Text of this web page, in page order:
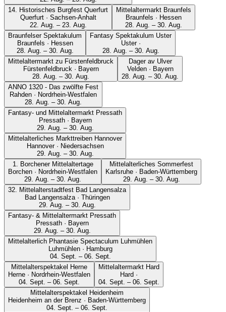
14. Historisches Burgfest Querfurt
Querfurt · Sachsen-Anhalt
22. Aug. – 23. Aug.
Mittelaltermarkt Braunfels
Braunfels · Hessen
28. Aug. – 30. Aug.
Braunfelser Spektakulum
Braunfels · Hessen
28. Aug. – 30. Aug.
Fantasy Spektakulum Uster
Uster ·
28. Aug. – 30. Aug.
Mittelaltermarkt zu Fürstenfeldbruck
Fürstenfeldbruck · Bayern
28. Aug. – 30. Aug.
Dager av Ulver
Velden · Bayern
28. Aug. – 30. Aug.
ANNO 1320 - Das zwölfte Fest
Rahden · Nordrhein-Westfalen
28. Aug. – 30. Aug.
Fantasy- und Mittelaltermarkt Pressath
Pressath · Bayern
29. Aug. – 30. Aug.
Mittelalterliches Markttreiben Hannover
Hannover · Niedersachsen
29. Aug. – 30. Aug.
1. Borchener Mittelaltertage
Borchen · Nordrhein-Westfalen
29. Aug. – 30. Aug.
Mittelalterliches Sommerfest
Karlsruhe · Baden-Württemberg
29. Aug. – 30. Aug.
32. Mittelalterstadtfest Bad Langensalza
Bad Langensalza · Thüringen
29. Aug. – 30. Aug.
Fantasy- & Mittelaltermarkt Pressath
Pressath · Bayern
29. Aug. – 30. Aug.
Mittelalterlich Phantasie Spectaculum Luhmühlen
Luhmühlen · Hamburg
04. Sept. – 06. Sept.
Mittelalterspektakel Herne
Herne · Nordrhein-Westfalen
04. Sept. – 06. Sept.
Mittelaltermarkt Hard
Hard ·
04. Sept. – 06. Sept.
Mittelalterspektakel Heidenheim
Heidenheim an der Brenz · Baden-Württemberg
04. Sept. – 06. Sept.